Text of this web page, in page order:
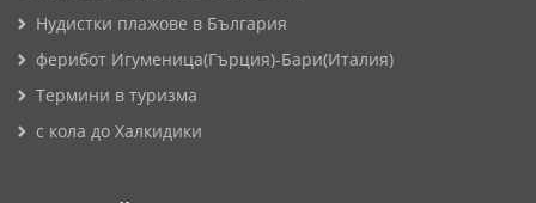
Нудистки плажове в България
ферибот Игуменица(Гърция)-Бари(Италия)
Термини в туризма
с кола до Халкидики